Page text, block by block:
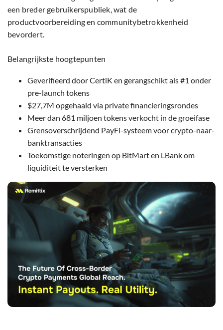
een breder gebruikerspubliek, wat de
productvoorbereiding en communitybetrokkenheid
bevordert.
Belangrijkste hoogtepunten
Geverifieerd door CertiK en gerangschikt als #1 onder
pre-launch tokens
$27,7M opgehaald via private financieringsrondes
Meer dan 681 miljoen tokens verkocht in de groeifase
Grensoverschrijdend PayFi-systeem voor crypto-naar-
banktransacties
Toekomstige noteringen op BitMart en LBank om
liquiditeit te versterken